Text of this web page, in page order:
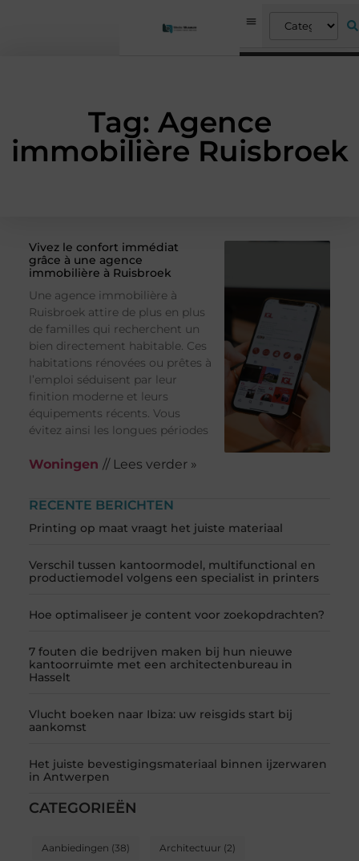
Tag: Agence
immobilière Ruisbroek
RECENTE BERICHTEN
Printing op maat vraagt het juiste materiaal
Verschil tussen kantoormodel, multifunctional en
productiemodel volgens een specialist in printers
Hoe optimaliseer je content voor zoekopdrachten?
7 fouten die bedrijven maken bij hun nieuwe
kantoorruimte met een architectenbureau in
Hasselt
Vlucht boeken naar Ibiza: uw reisgids start bij
aankomst
Het juiste bevestigingsmateriaal binnen ijzerwaren
in Antwerpen
CATEGORIEËN
Aanbiedingen (38) Architectuur (2)
Vivez le confort immédiat
grâce à une agence
immobilière à Ruisbroek
Une agence immobilière à
Ruisbroek attire de plus en plus
de familles qui recherchent un
bien directement habitable. Ces
habitations rénovées ou prêtes à
l’emploi séduisent par leur
finition moderne et leurs
équipements récents. Vous
évitez ainsi les longues périodes
Woningen // Lees verder »